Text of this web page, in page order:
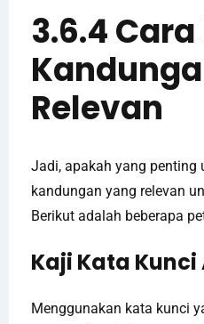
3.6.4
Relevan
Jadi, apakah yang penting
kandungan yang relevan
Berikut adalah beberapa
Kaji Kata Kunci
Menggunakan kata kunci